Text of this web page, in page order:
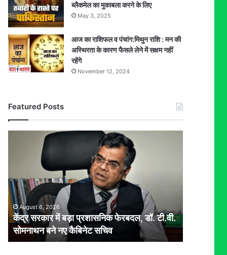
ब्लैकमेल का मुकाबला करने के लिए
May 3, 2025
आज का राशिफल व पंचांग:मिथुन राशि : मन की
अस्थिरता के कारण फैसले लेने में सक्षम नहीं
रहेंगे
November 12, 2024
Featured Posts
प्रशासनिक
फेरबदल,
डॉ.
टी.वी.
सोमनाथन
बने
नए
August 6, 2026
केंद्र सरकार में बड़ा प्रशासनिक फेरबदल, डॉ. टी.वी.
सोमनाथन बने नए कैबिनेट सचिव